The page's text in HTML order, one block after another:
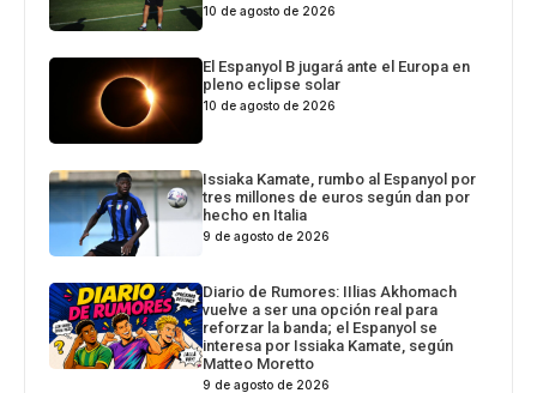
10 de agosto de 2026
El Espanyol B jugará ante el Europa en
pleno eclipse solar
10 de agosto de 2026
Issiaka Kamate, rumbo al Espanyol por
tres millones de euros según dan por
hecho en Italia
9 de agosto de 2026
Diario de Rumores: IIlias Akhomach
vuelve a ser una opción real para
reforzar la banda; el Espanyol se
interesa por Issiaka Kamate, según
Matteo Moretto
9 de agosto de 2026